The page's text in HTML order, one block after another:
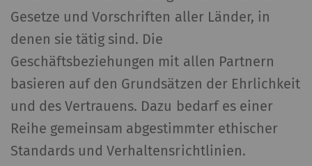
Gesetze und Vorschriften aller Länder, in
denen sie tätig sind. Die
Geschäftsbeziehungen mit allen Partnern
basieren auf den Grundsätzen der Ehrlichkeit
und des Vertrauens. Dazu bedarf es einer
Reihe gemeinsam abgestimmter ethischer
Standards und Verhaltensrichtlinien.